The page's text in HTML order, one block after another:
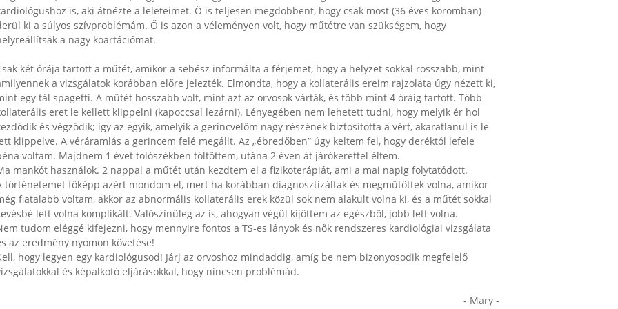
is, aki átnézte a leleteimet. Ő is teljesen megdöbbent, hogy csak most (36 éves koromban)
ki a súlyos szívproblémám. Ő is azon a véleményen volt, hogy műtétre van szükségem, hogy
a nagy koartációmat.
két órája tartott a műtét, amikor a sebész informálta a férjemet, hogy a helyzet sokkal rosszabb, mint
a vizsgálatok korábban előre jelezték. Elmondta, hogy a kollaterális ereim rajzolata úgy nézett ki,
egy tál spagetti. A műtét hosszabb volt, mint azt az orvosok várták, és több mint 4 óráig tartott. Több
eret le kellett klippelni (kapoccsal lezárni). Lényegében nem lehetett tudni, hogy melyik ér hol
és végződik; így az egyik, amelyik a gerincvelőm nagy részének biztosította a vért, akaratlanul is le
klippelve. A véráramlás a gerincem felé megállt. Az „ébredőben” úgy keltem fel, hogy deréktól lefele
voltam. Majdnem 1 évet tolószékben töltöttem, utána 2 éven át járókerettel éltem.
mankót használok. 2 nappal a műtét után kezdtem el a fizikoterápiát, ami a mai napig folytatódott.
történetemet főképp azért mondom el, mert ha korábban diagnosztizáltak és megműtöttek volna, amikor
fiatalabb voltam, akkor az abnormális kollaterális erek közül sok nem alakult volna ki, és a műtét sokkal
lett volna komplikált. Valószínűleg az is, ahogyan végül kijöttem az egészből, jobb lett volna.
tudom eléggé kifejezni, hogy mennyire fontos a TS-es lányok és nők rendszeres kardiológiai vizsgálata
az eredmény nyomon követése!
hogy legyen egy kardiológusod! Járj az orvoshoz mindaddig, amíg be nem bizonyosodik megfelelő
és képalkotó eljárásokkal, hogy nincsen problémád.
- Mary -